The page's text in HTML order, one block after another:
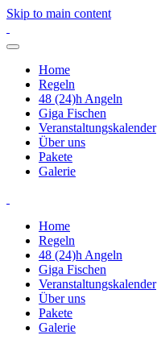
Skip to main content
Home
Regeln
48 (24)h Angeln
Giga Fischen
Veranstaltungskalender
Über uns
Pakete
Galerie
Home
Regeln
48 (24)h Angeln
Giga Fischen
Veranstaltungskalender
Über uns
Pakete
Galerie